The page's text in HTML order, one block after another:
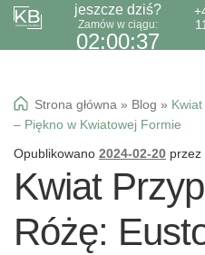
O NAS
Przejdź
do
Przejdź
do
jeszcze dziś?
Zamów w ciągu:
02:00:36
Dzień Babci 21.01
Kwiaty
Wiązanki pogrzebowe
Strona główna » Blog »
– Piękno w Kwiatowej Formie
Opublikowano 2024-02-20 przez
Kwiat
Różę: